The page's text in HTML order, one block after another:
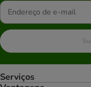
Serviços